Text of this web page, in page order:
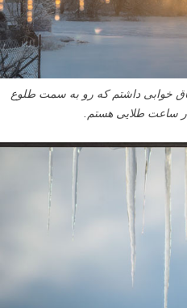
خوابی داشتم که رو به سمت طلوع
ساعت طلایی هستم.